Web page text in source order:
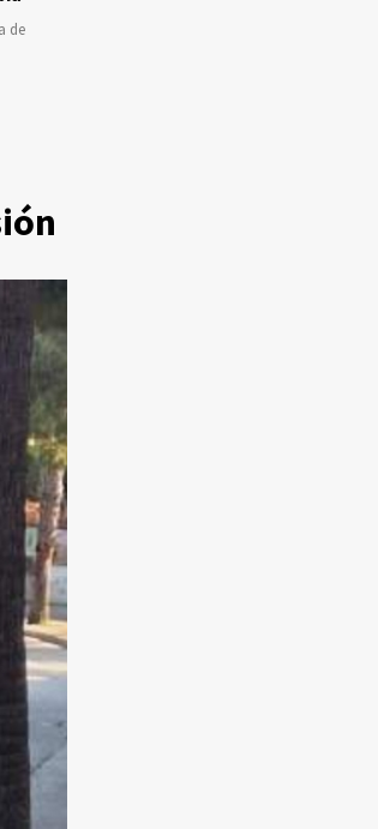
de